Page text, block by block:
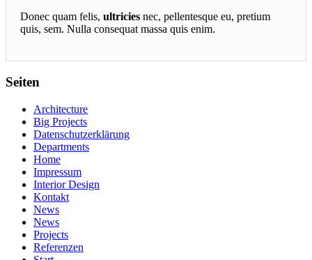
Donec quam felis, ultricies nec, pellentesque eu, pretium
quis, sem. Nulla consequat massa quis enim.
Seiten
Architecture
Big Projects
Datenschutzerklärung
Departments
Home
Impressum
Interior Design
Kontakt
News
News
Projects
Referenzen